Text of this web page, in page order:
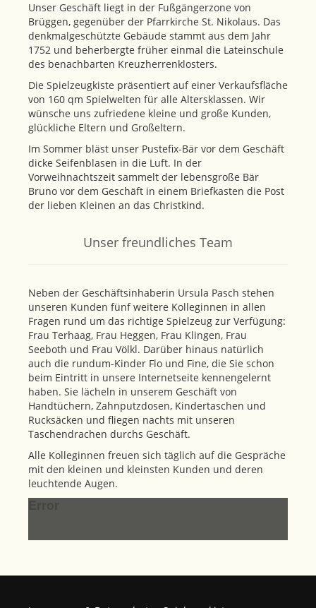
Unser Geschäft liegt in der Fußgängerzone von
Brüggen, gegenüber der Pfarrkirche St. Nikolaus. Das
denkmalgeschützte Gebäude stammt aus dem Jahr
1752 und beherbergte früher einmal die Lateinschule
des benachbarten Kreuzherrenklosters.
Die Spielzeugkiste präsentiert auf einer Verkaufsfläche
von 160 qm Spielwelten für alle Altersklassen. Wir
wünsche uns zufriedene kleine und große Kunden,
glückliche Eltern und Großeltern.
Im Sommer bläst unser Pustefix-Bär vor dem Geschäft
dicke Seifenblasen in die Luft. In der
Vorweihnachtszeit sammelt der lebensgroße Bär
Bruno vor dem Geschäft in einem Briefkasten die Post
der lieben Kleinen an das Christkind.
Unser freundliches Team
Neben der Geschäftsinhaberin Ursula Pasch stehen
unseren Kunden fünf weitere Kolleginnen in allen
Fragen rund um das richtige Spielzeug zur Verfügung:
Frau Terhaag, Frau Heggen, Frau Klingen, Frau
Seeboth und Frau Völkl. Darüber hinaus natürlich
auch die rundum-Kinder Flo und Fine, die Sie schon
beim Eintritt in unsere Internetseite kennengelernt
haben. Sie lächeln in unserem Geschäft von
Handtüchern, Zahnputzdosen, Kindertaschen und
Rucksäcken und fliegen nachts mit unseren
Taschendrachen durchs Geschäft.
Alle Kolleginnen freuen sich täglich auf die Gespräche
mit den kleinen und kleinsten Kunden und deren
leuchtende Augen.